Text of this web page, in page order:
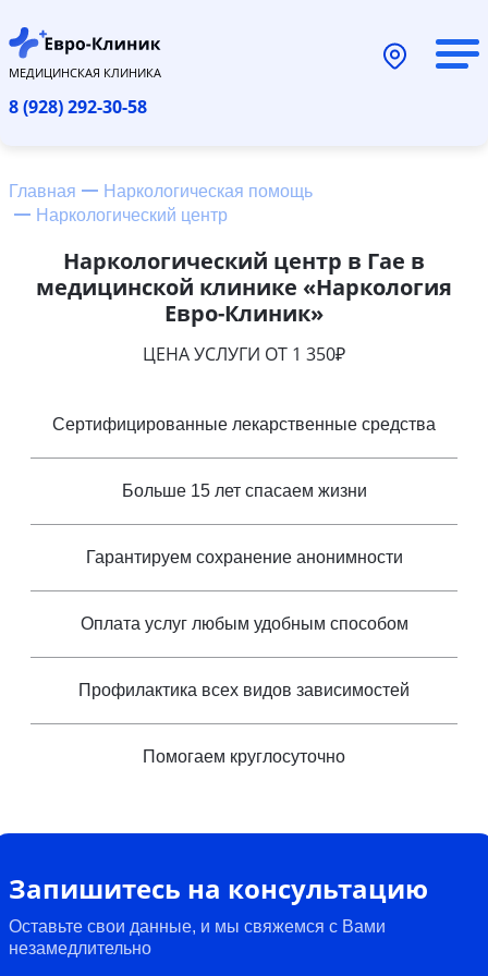
МЕДИЦИНСКАЯ КЛИНИКА
8 (928) 292-30-58
Главная
Наркологическая помощь
Наркологический центр
Наркологический центр в Гае в
медицинской клинике «Наркология
Евро-Клиник»
ЦЕНА УСЛУГИ ОТ 1 350₽
Сертифицированные лекарственные средства
Больше 15 лет спасаем жизни
Гарантируем сохранение анонимности
Оплата услуг любым удобным способом
Профилактика всех видов зависимостей
Помогаем круглосуточно
Запишитесь на консультацию
Оставьте свои данные, и мы свяжемся с Вами
незамедлительно